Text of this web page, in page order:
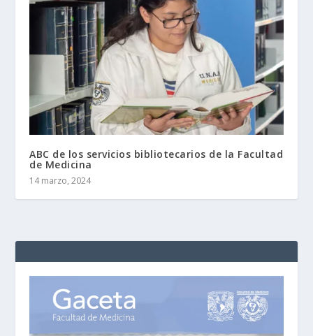
ABC de los servicios bibliotecarios de la Facultad
de Medicina
14 marzo, 2024